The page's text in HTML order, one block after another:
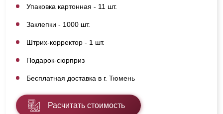
Упаковка картонная - 11 шт.
Заклепки - 1000 шт.
Штрих-корректор - 1 шт.
Подарок-сюрприз
Бесплатная доставка в г. Тюмень
Расчитать стоимость